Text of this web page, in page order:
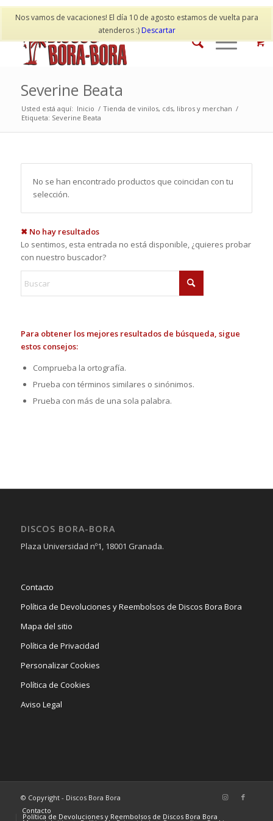
Nos vamos de vacaciones! El día 10 de agosto estamos de vuelta para
atenderos :)Descartar
Mi cuenta Contacto
Severine Beata
Usted está aquí: Inicio / Tienda de vinilos, cds, libros y merchan /
Etiqueta: Severine Beata
No se han encontrado productos que coincidan con tu
selección.
✖ No hay resultados
Lo sentimos, esta entrada no está disponible, ¿quieres probar
con nuestro buscador?
Para obtener los mejores resultados de búsqueda, sigue
estos consejos:
Comprueba la ortografía.
Prueba con términos similares o sinónimos.
Prueba con más de una sola palabra.
DISCOS BORA-BORA
Plaza Universidad nº1, 18001 Granada.
Contacto
Política de Devoluciones y Reembolsos de Discos Bora Bora
Mapa del sitio
Política de Privacidad
Personalizar Cookies
Política de Cookies
Aviso Legal
© Copyright - Discos Bora Bora
Contacto
Política de Devoluciones y Reembolsos de Discos Bora Bora